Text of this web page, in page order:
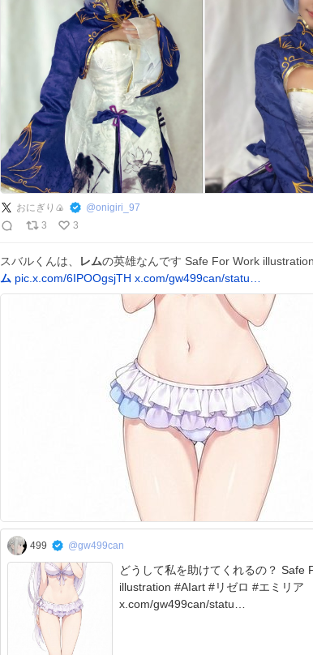
おにぎり🍙 @onigiri_97
3
3
スバルくんは、 レムの英雄なんです Safe For Work illustration
ム pic.x.com/6IPOOgsjTH x.com/gw499can/statu…
499 @gw499can
どうして私を助けてくれるの？ Safe For Work
illustration #AIart #リゼロ #エミリア
x.com/gw499can/statu…